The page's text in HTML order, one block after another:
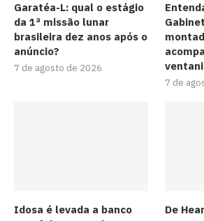
Garatéa-L: qual o estágio
da 1ª missão lunar
brasileira dez anos após o
anúncio?
7 de agosto de 2026
7 de
Idosa é levada a banco
De